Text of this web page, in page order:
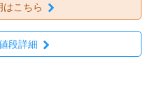
はこちら
段詳細